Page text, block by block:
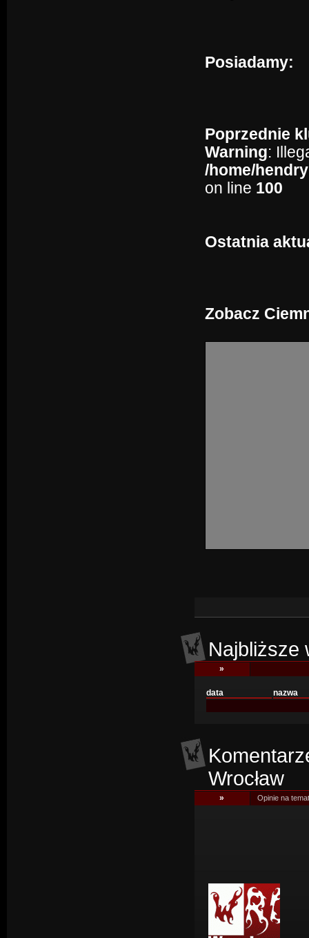
Posiadamy:
Poprzednie
Warning:
/home/
on line 100
Ostatnia
Zobacz
Najbliższe
»
data nazwa
Wrocław
» Opinie na